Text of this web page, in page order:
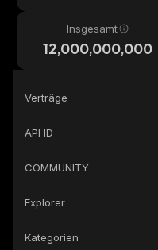
Insgesamt
12,000,000,000
Verträge
API ID
COMMUNITY
Explorer
Kategorien